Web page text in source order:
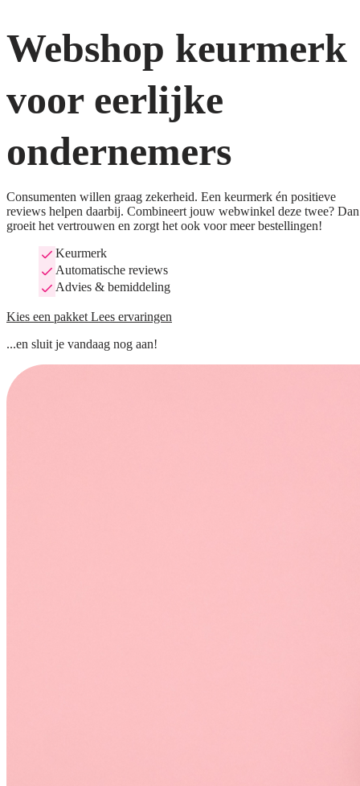
Webshop keurmerk
voor eerlijke
ondernemers
Consumenten willen graag zekerheid. Een keurmerk én positieve
reviews helpen daarbij. Combineert jouw webwinkel deze twee? Dan
groeit het vertrouwen en zorgt het ook voor meer bestellingen!
Keurmerk
Automatische reviews
Advies & bemiddeling
Kies een pakket Lees ervaringen
...en sluit je vandaag nog aan!